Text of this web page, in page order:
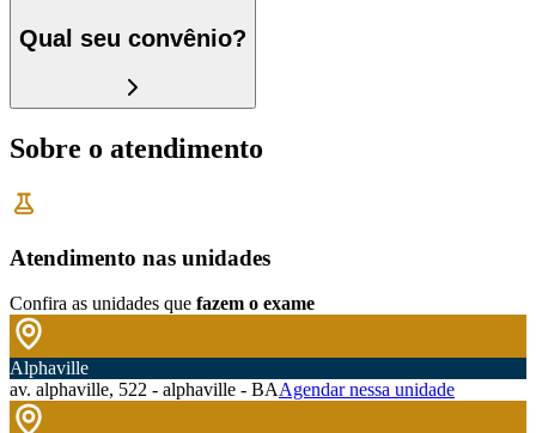
Qual seu convênio?
Sobre o atendimento
Atendimento nas unidades
Confira as unidades que fazem o exame
Alphaville
av. alphaville, 522 - alphaville - BAAgendar nessa unidade